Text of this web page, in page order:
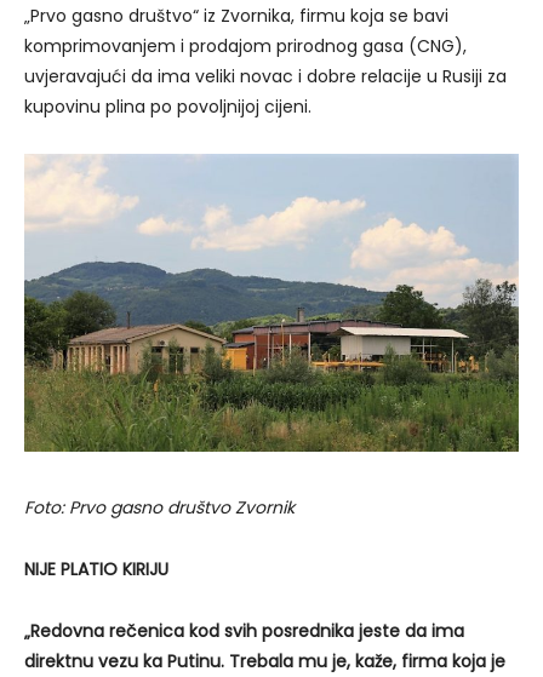
„Prvo gasno društvo“ iz Zvornika, firmu koja se bavi
komprimovanjem i prodajom prirodnog gasa (CNG),
uvjeravajući da ima veliki novac i dobre relacije u Rusiji za
kupovinu plina po povoljnijoj cijeni.
Foto: Prvo gasno društvo Zvornik
NIJE PLATIO KIRIJU
„Redovna rečenica kod svih posrednika jeste da ima
direktnu vezu ka Putinu. Trebala mu je, kaže, firma koja je